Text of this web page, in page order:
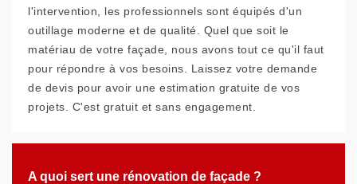
l'intervention, les professionnels sont équipés d'un
outillage moderne et de qualité. Quel que soit le
matériau de votre façade, nous avons tout ce qu'il faut
pour répondre à vos besoins. Laissez votre demande
de devis pour avoir une estimation gratuite de vos
projets. C'est gratuit et sans engagement.
A quoi sert une rénovation de façade ?